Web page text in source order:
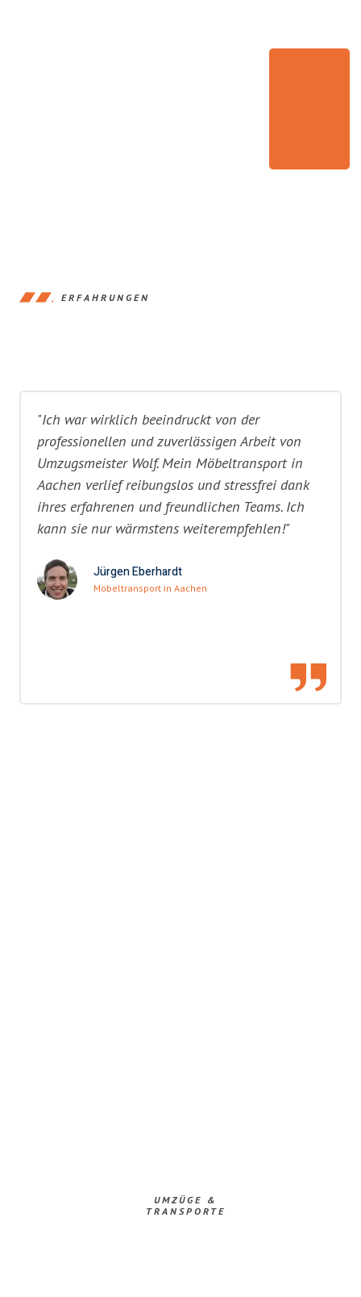
ERFAHRUNGEN
"Ich war wirklich beeindruckt von der
professionellen und zuverlässigen Arbeit von
Umzugsmeister Wolf. Mein Möbeltransport in
Aachen verlief reibungslos und stressfrei dank
ihres erfahrenen und freundlichen Teams. Ich
kann sie nur wärmstens weiterempfehlen!"
Jürgen Eberhardt
Möbeltransport in Aachen
UMZÜGE &
TRANSPORTE